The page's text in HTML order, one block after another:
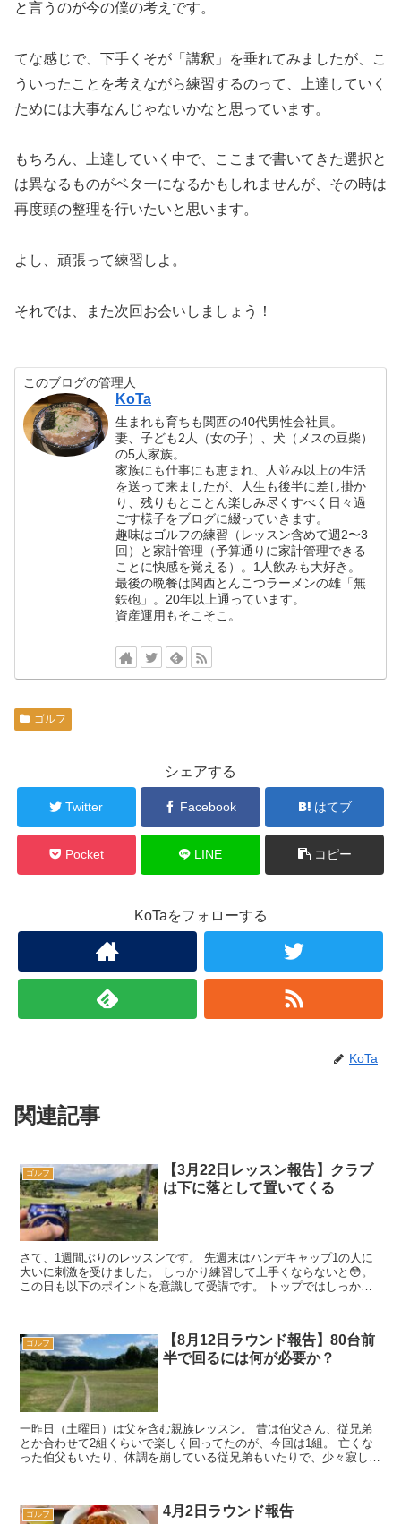
と言うのが今の僕の考えです。
てな感じで、下手くそが「講釈」を垂れてみましたが、こ
ういったことを考えながら練習するのって、上達していく
ためには大事なんじゃないかなと思っています。
もちろん、上達していく中で、ここまで書いてきた選択と
は異なるものがベターになるかもしれませんが、その時は
再度頭の整理を行いたいと思います。
よし、頑張って練習しよ。
それでは、また次回お会いしましょう！
このブログの管理人
KoTa
生まれも育ちも関西の40代男性会社員。
妻、子ども2人（女の子）、犬（メスの豆柴）
の5人家族。
家族にも仕事にも恵まれ、人並み以上の生活
を送って来ましたが、人生も後半に差し掛か
り、残りもとことん楽しみ尽くすべく日々過
ごす様子をブログに綴っていきます。
趣味はゴルフの練習（レッスン含めて週2〜3
回）と家計管理（予算通りに家計管理できる
ことに快感を覚える）。1人飲みも大好き。
最後の晩餐は関西とんこつラーメンの雄「無
鉄砲」。20年以上通っています。
資産運用もそこそこ。
ゴルフ
シェアする
Twitter Facebook はてブ
Pocket LINE コピー
KoTaをフォローする
KoTa
関連記事
ゴルフ
【3月22日レッスン報告】クラブ
は下に落として置いてくる
さて、1週間ぶりのレッスンです。 先週末はハンデキャップ1の人に
大いに刺激を受けました。 しっかり練習して上手くならないと😳。
この日も以下のポイントを意識して受講です。 トップではしっかり
ゴルフ
【8月12日ラウンド報告】80台前
半で回るには何が必要か？
一昨日（土曜日）は父を含む親族レッスン。 昔は伯父さん、従兄弟
とか合わせて2組くらいで楽しく回ってたのが、今回は1組。 亡くな
った伯父もいたり、体調を崩している従兄弟もいたりで、少々寂しい
ゴルフ 4月2日ラウンド報告